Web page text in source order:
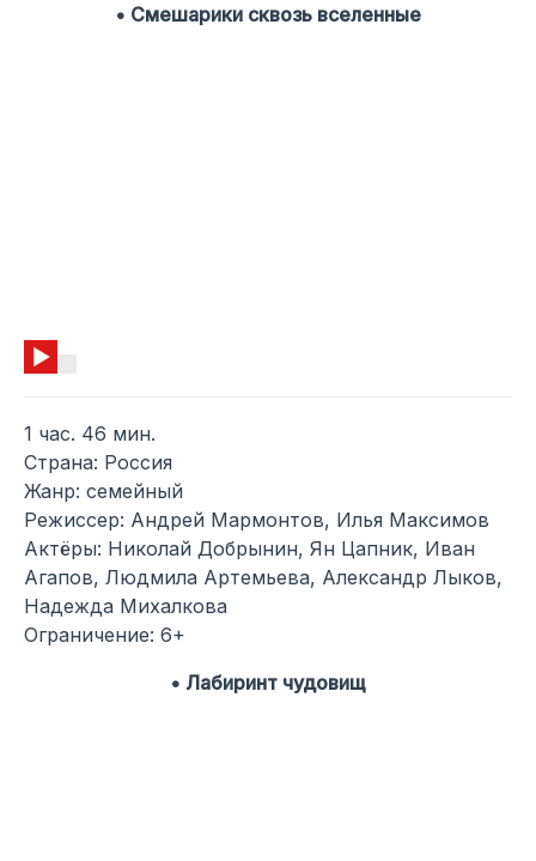
• Смешарики сквозь вселенные
1 час. 46 мин.
Страна: Россия
Жанр: семейный
Режиссер: Андрей Мармонтов, Илья Максимов
Актёры: Николай Добрынин, Ян Цапник, Иван
Агапов, Людмила Артемьева, Александр Лыков,
Надежда Михалкова
Ограничение: 6+
• Лабиринт чудовищ